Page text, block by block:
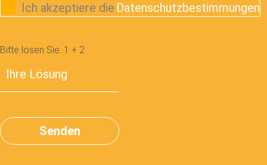
Ich akzeptiere die Datenschutzbestimmungen
Bitte lösen Sie: 1 + 2